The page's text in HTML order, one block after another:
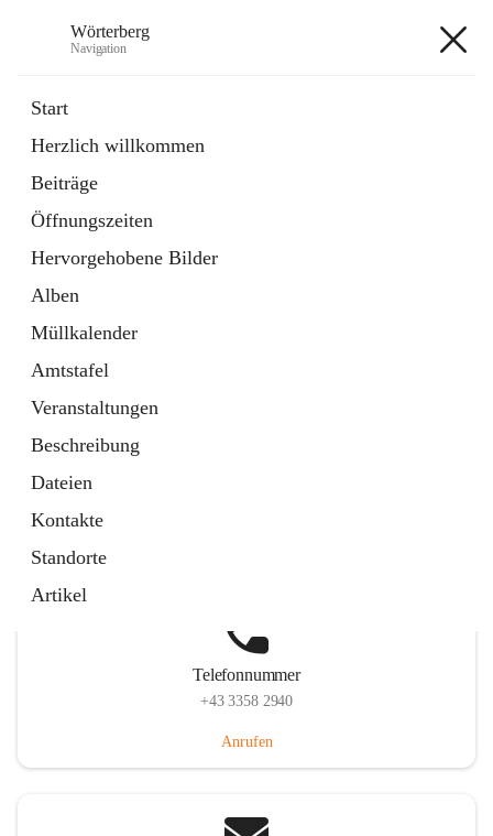
Wörterberg
Navigation
Start
Herzlich willkommen
Beiträge
Öffnungszeiten
Hervorgehobene Bilder
Alben
Müllkalender
Amtstafel
Veranstaltungen
Beschreibung
Dateien
Kontakte
Standorte
Artikel
5 Schnellzugriffe
Bürgerservice
9 Schnellzugriffe
Telefonnummer
+43 3358 2940
Anrufen